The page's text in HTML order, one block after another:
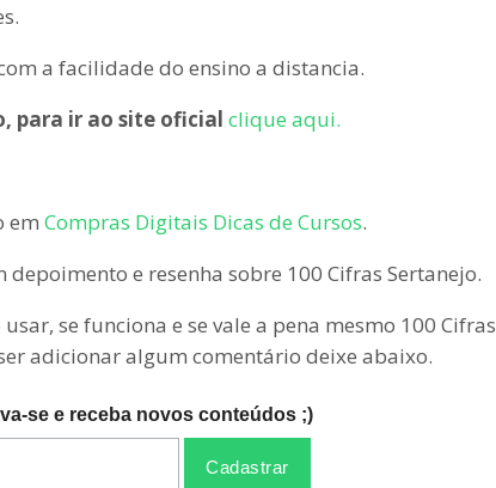
a facilidade do ensino a distancia.
para ir ao site oficial clique aqui.
em Compras Digitais Dicas de Cursos.
e resenha sobre 100 Cifras Sertanejo.
se funciona e se vale a pena mesmo 100 Cifras
adicionar algum comentário deixe abaixo.
se e receba novos conteúdos ;)